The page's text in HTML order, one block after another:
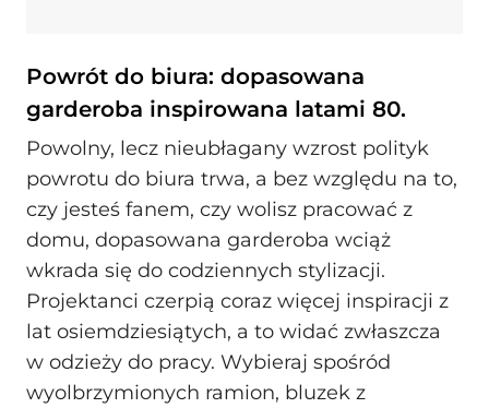
Powrót do biura: dopasowana
garderoba inspirowana latami 80.
Powolny, lecz nieubłagany wzrost polityk
powrotu do biura trwa, a bez względu na to,
czy jesteś fanem, czy wolisz pracować z
domu, dopasowana garderoba wciąż
wkrada się do codziennych stylizacji.
Projektanci czerpią coraz więcej inspiracji z
lat osiemdziesiątych, a to widać zwłaszcza
w odzieży do pracy. Wybieraj spośród
wyolbrzymionych ramion, bluzek z